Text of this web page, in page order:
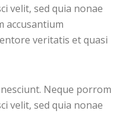
velit, sed quia nonae
accusantium
veritatis et quasi
Neque porrom
velit, sed quia nonae